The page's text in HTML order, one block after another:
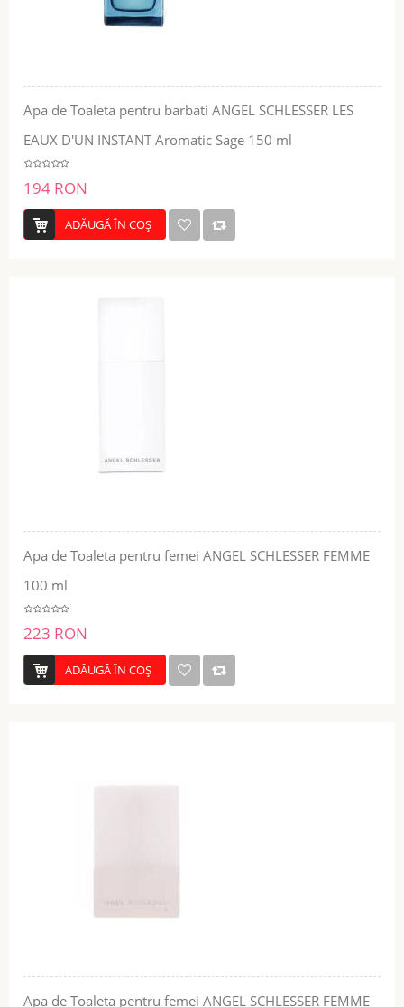
Apa de Toaleta pentru barbati ANGEL SCHLESSER LES
EAUX D'UN INSTANT Aromatic Sage 150 ml
194 RON
ADĂUGĂ ÎN COŞ
Apa de Toaleta pentru femei ANGEL SCHLESSER FEMME
100 ml
223 RON
ADĂUGĂ ÎN COŞ
Apa de Toaleta pentru femei ANGEL SCHLESSER FEMME